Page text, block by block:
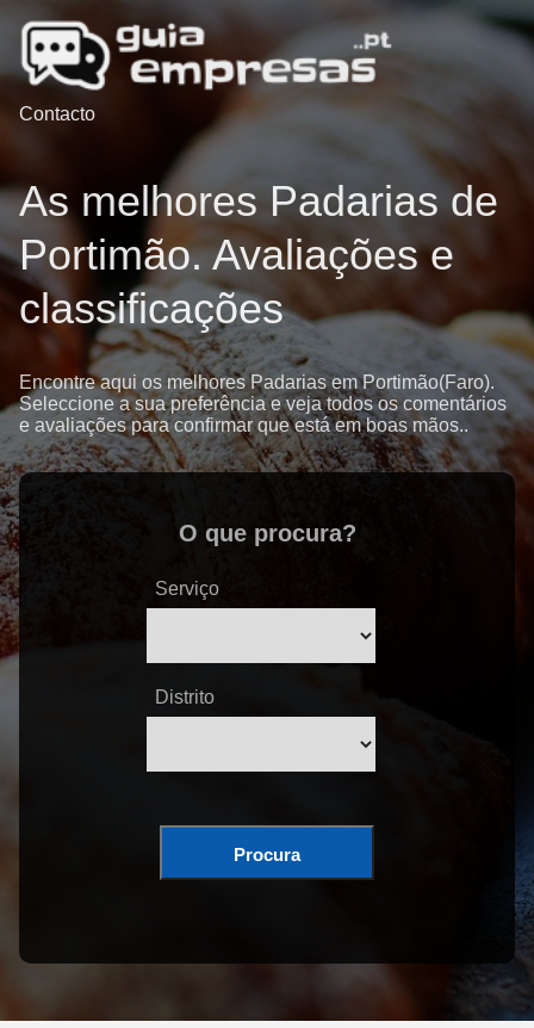
Contacto
As melhores Padarias de
Portimão. Avaliações e
classificações
Encontre aqui os melhores Padarias em Portimão(Faro).
Seleccione a sua preferência e veja todos os comentários
e avaliações para confirmar que está em boas mãos..
O que procura?
Serviço
Distrito
Procura